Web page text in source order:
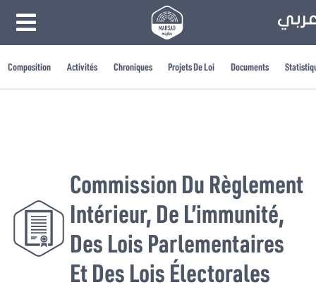
Composition Activités Chroniques Projets De Loi Documents
Commission Du Règlement
Intérieur, De L’immunité,
Des Lois Parlementaires
Et Des Lois Électorales